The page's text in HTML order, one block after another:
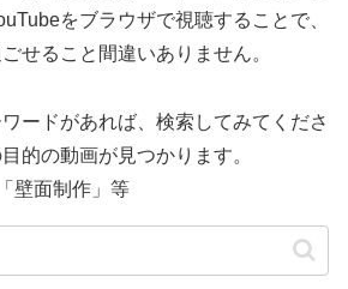
をブラウザで視聴することで、
せること間違いありません。
ードがあれば、検索してみてくださ
目的の動画が見つかります。
壁面制作」等